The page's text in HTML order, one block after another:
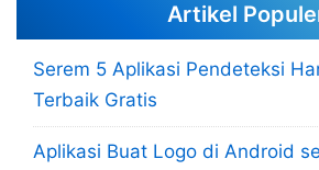
Artikel
Serem 5 Aplikasi Pendeteksi
Terbaik Gratis
Aplikasi Buat Logo di Android